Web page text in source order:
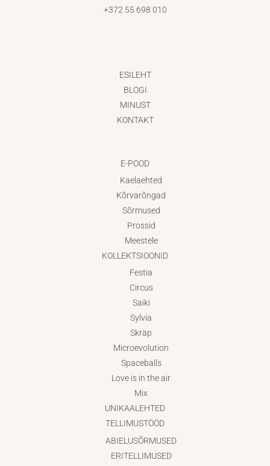
+372 55 698 010
ESILEHT
BLOGI
MINUST
KONTAKT
E-POOD
Kaelaehted
Kõrvarõngad
Sõrmused
Prossid
Meestele
KOLLEKTSIOONID
Festia
Circus
Saiki
Sylvia
Skräp
Microevolution
Spaceballs
Love is in the air
Mix
UNIKAALEHTED
TELLIMUSTÖÖD
ABIELUSÕRMUSED
ERITELLIMUSED